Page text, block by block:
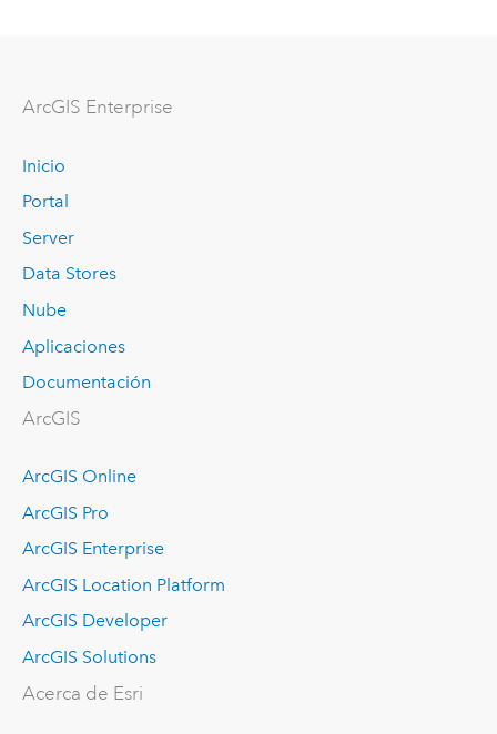
ArcGIS Enterprise
Inicio
Portal
Server
Data Stores
Nube
Aplicaciones
Documentación
ArcGIS
ArcGIS Online
ArcGIS Pro
ArcGIS Enterprise
ArcGIS Location Platform
ArcGIS Developer
ArcGIS Solutions
Acerca de Esri